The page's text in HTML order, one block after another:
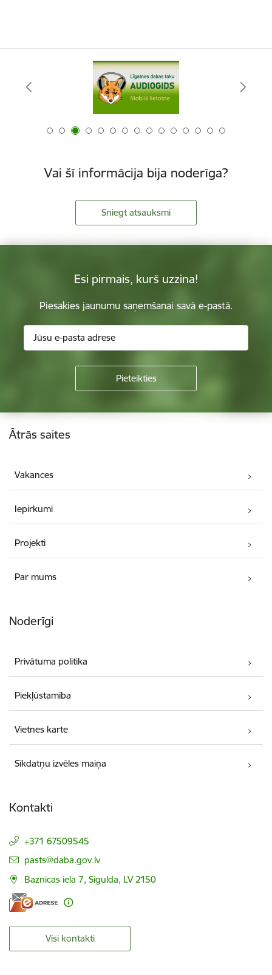
Vai šī informācija bija noderīga?
Sniegt atsauksmi
Esi pirmais, kurš uzzina!
Piesakies jaunumu saņemšanai savā e-pastā.
Kājene
Ātrās saites
Vakances
Iepirkumi
Projekti
Par mums
Noderīgi
Privātuma politika
Piekļūstamība
Vietnes karte
Sīkdatņu izvēles maiņa
Kontakti
+371 67509545
E-pasts:
pasts@daba.gov.lv
Baznīcas iela 7, Sigulda, LV 2150
Visi kontakti